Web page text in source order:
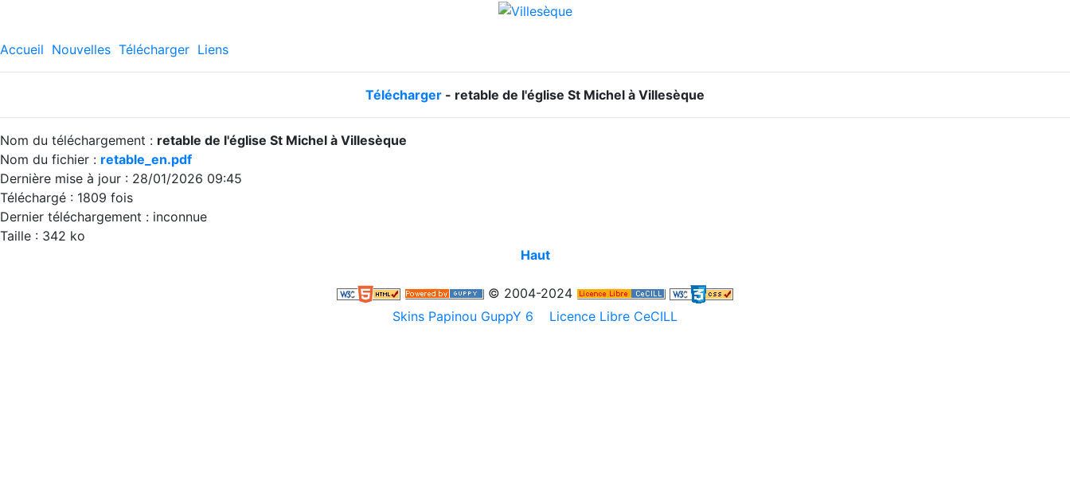
Accueil Nouvelles Télécharger Liens
Télécharger - retable de l'église St Michel à Villesèque
Nom du téléchargement : retable de l'église St Michel à Villesèque
Nom du fichier : retable_en.pdf
Dernière mise à jour : 28/01/2026 09:45
Téléchargé : 1809 fois
Dernier téléchargement : inconnue
Taille : 342 ko
Haut
© 2004-2024
Skins Papinou GuppY 6
Licence Libre CeCILL